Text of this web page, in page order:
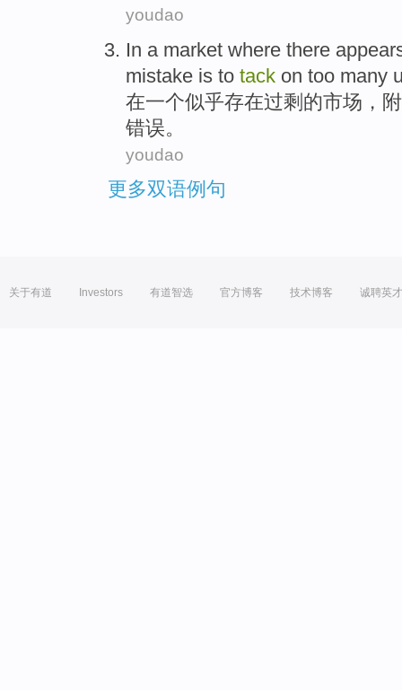
youdao
In a market where there
mistake is to tack on too many
在一个似乎存在过剩 的市场 ，
错误。
youdao
更多双语例句
关于有道 Investors 有道智选 官方博客 技术博客 诚聘英才